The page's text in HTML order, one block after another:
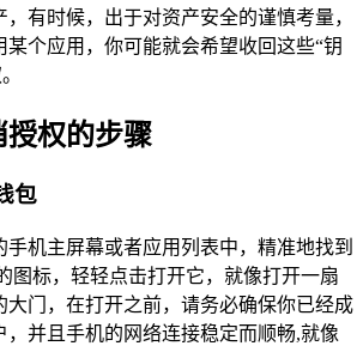
有时候，出于对资产安全的谨慎考量，
某个应用，你可能就会希望收回这些“钥
权的步骤
包
手机主屏幕或者应用列表中，精准地找到
图标，轻轻点击打开它，就像打开一扇
大门，在打开之前，请务必确保你已经成
，并且手机的网络连接稳定而顺畅,就像